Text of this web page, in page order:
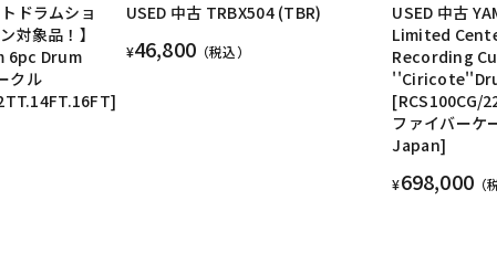
ドラムショ
対象品！】
6pc Drum
クル
USED 中古 TRBX504 (TBR)
¥46,800 （税込）
USED 中古
Limited
Recording
[RCS100CG/
ファイバーケ
Japan]
¥698,000 （